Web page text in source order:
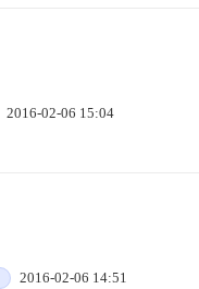
2016-02-06 15:04
2016-02-06 14:51